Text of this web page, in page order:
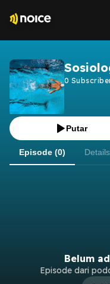
0
Putar
Episode (0) Details
Belum
Episode dari